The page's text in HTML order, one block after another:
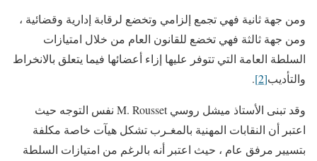
ومن جهة ثانية فهي تجمع إلزامي وتخضع لرقابة إدارية وقضائية ،
ومن جهة ثالثة فهي تخضع للقانون العام من خلال امتيازات
السلطة العامة التي تتوفر عليها إزاء أعضائها فيما يتعلق بالانخراط
والتأديب[2]
.
وقد تبنى الأستاذ ميشل روسي M. Rousset نفس التوجه حيث
اعتبر أن النقابات المهنية بالمغـرب تشكل هيآت خاصة مكلفة
بتسيير مرفق عام ، حيث اعتبر أنه بالرغم من امتيازات السلطة